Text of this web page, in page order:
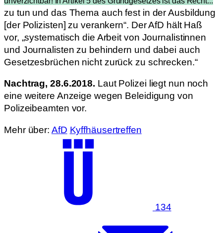
zu tun und das Thema auch fest in der Ausbildung
[der Polizisten] zu verankern“. Der AfD hält Haß
vor, „systematisch die Arbeit von Journalistinnen
und Journalisten zu behindern und dabei auch
Gesetzesbrüchen nicht zurück zu schrecken.“
Nachtrag, 28.6.2018. Laut Polizei liegt nun noch
eine weitere Anzeige wegen Beleidigung von
Polizeibeamten vor.
Mehr über: AfD Kyffhäusertreffen
134